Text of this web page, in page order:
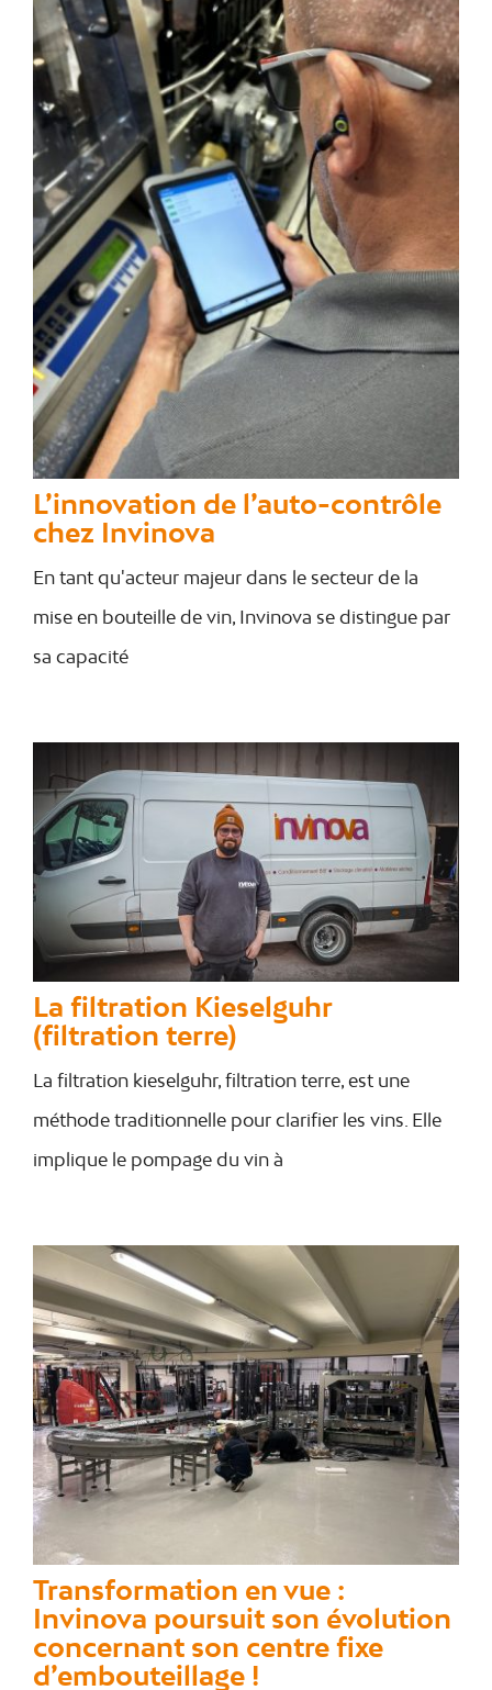
L’innovation de l’auto-contrôle
chez Invinova
En tant qu'acteur majeur dans le secteur de la
mise en bouteille de vin, Invinova se distingue par
sa capacité
La filtration Kieselguhr
(filtration terre)
La filtration kieselguhr, filtration terre, est une
méthode traditionnelle pour clarifier les vins. Elle
implique le pompage du vin à
Transformation en vue :
Invinova poursuit son évolution
concernant son centre fixe
d’embouteillage !